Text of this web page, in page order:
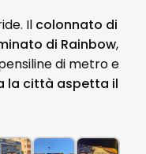
Il colonnato di
di Rainbow,
di metro e
la città aspetta il